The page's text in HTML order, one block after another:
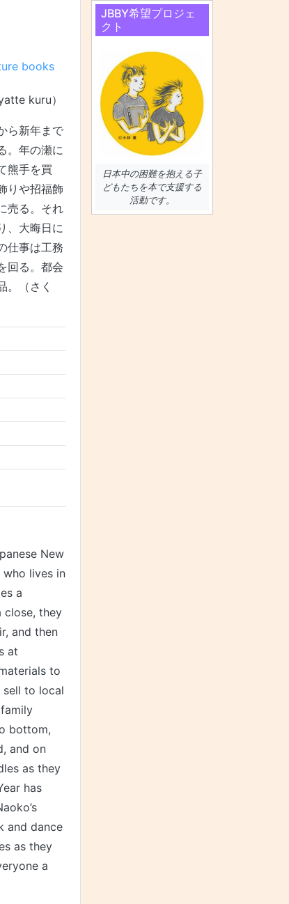
books
kuru）
ら新年まで
。年の瀬に
熊手を買
りや招福飾
売る。それ
、大晦日に
仕事は工務
回る。都会
。（さく
New
lives in
a
close, they
and then
at
to
sell to local
bottom,
and on
as they
has
and dance
as they
a
JBBY希望プロジェ
クト
日本中の困難を抱える子
どもたちを本で支援する
活動です。